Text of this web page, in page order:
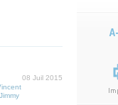
08 Juil 2015